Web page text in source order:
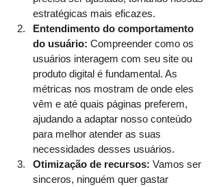
estratégicas mais eficazes.
Entendimento do comportamento
do usuário: Compreender como os
usuários interagem com seu site ou
produto digital é fundamental. As
métricas nos mostram de onde eles
vêm e até quais páginas preferem,
ajudando a adaptar nosso conteúdo
para melhor atender as suas
necessidades desses usuários.
Otimização de recursos: Vamos ser
sinceros, ninguém quer gastar